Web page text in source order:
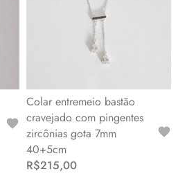
Colar entremeio bastão
cravejado com pingentes
zircônias gota 7mm
40+5cm
R$215,00